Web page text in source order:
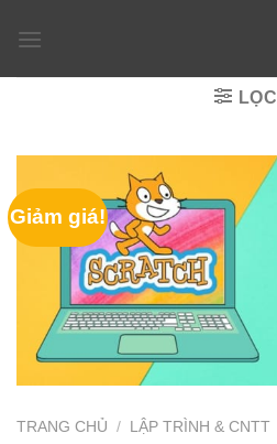
LỌC
Giảm giá!
TRANG CHỦ / LẬP TRÌNH & CNTT